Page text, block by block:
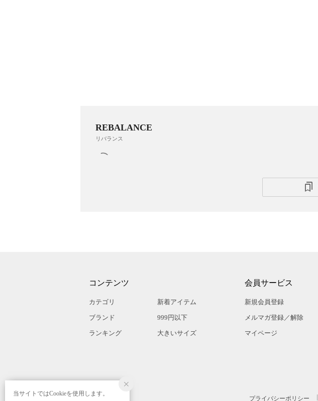
REBALANCE
リバランス
コンテンツ
カテゴリ
ブランド
ランキング
新着アイテム
999円以下
大きいサイズ
会員サービス
新規会員登録
メルマガ登録／解除
マイページ
プライバシーポリシー
当サイトではCookieを使用します。